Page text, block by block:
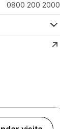
0800 200 2000